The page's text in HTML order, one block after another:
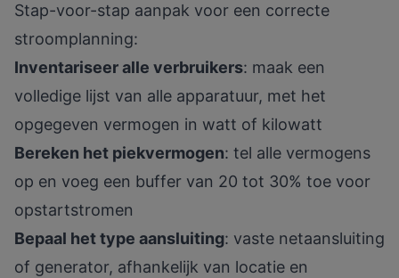
Stap-voor-stap aanpak voor een correcte
stroomplanning:
Inventariseer alle verbruikers: maak een
volledige lijst van alle apparatuur, met het
opgegeven vermogen in watt of kilowatt
Bereken het piekvermogen: tel alle vermogens
op en voeg een buffer van 20 tot 30% toe voor
opstartstromen
Bepaal het type aansluiting: vaste netaansluiting
of generator, afhankelijk van locatie en